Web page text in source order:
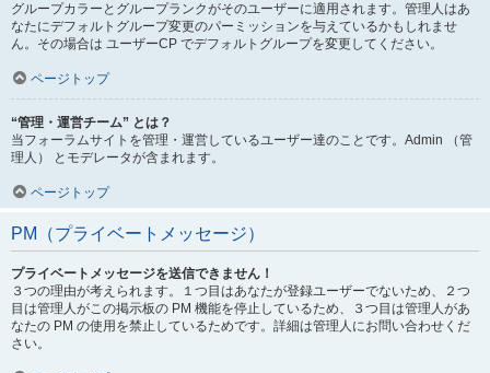
グループカラーとグループランクがそのユーザーに適用されます。管理人はあ
なたにデフォルトグループ変更のパーミッションを与えているかもしれませ
ん。その場合は ユーザーCP でデフォルトグループを変更してください。
ページトップ
“管理・運営チーム” とは？
当フォーラムサイトを管理・運営しているユーザー達のことです。Admin （管
理人） とモデレータが含まれます。
ページトップ
PM（プライベートメッセージ）
プライベートメッセージを送信できません！
３つの理由が考えられます。１つ目はあなたが登録ユーザーでないため、２つ
目は管理人がこの掲示板の PM 機能を停止しているため、３つ目は管理人があ
なたの PM の使用を禁止しているためです。詳細は管理人にお問い合わせくだ
さい。